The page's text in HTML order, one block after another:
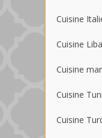
Cuisine
Cuisine
Cuisine
Cuisine
Cuisine